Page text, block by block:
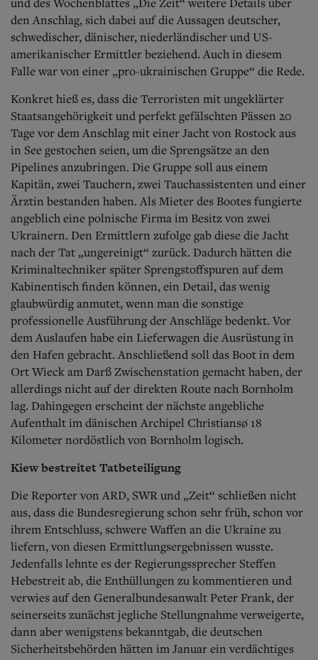
den Anschlag, sich dabei auf die Aussagen deutscher,
schwedischer, dänischer, niederländischer und US-
amerikanischer Ermittler beziehend. Auch in diesem
Falle war von einer „pro-ukrainischen Gruppe“ die Rede.
Konkret hieß es, dass die Terroristen mit ungeklärter
Staatsangehörigkeit und perfekt gefälschten Pässen 20
Tage vor dem Anschlag mit einer Jacht von Rostock aus
in See gestochen seien, um die Sprengsätze an den
Pipelines anzubringen. Die Gruppe soll aus einem
Kapitän, zwei Tauchern, zwei Tauchassistenten und einer
Ärztin bestanden haben. Als Mieter des Bootes fungierte
angeblich eine polnische Firma im Besitz von zwei
Ukrainern. Den Ermittlern zufolge gab diese die Jacht
nach der Tat „ungereinigt“ zurück. Dadurch hätten die
Kriminaltechniker später Sprengstoffspuren auf dem
Kabinentisch finden können, ein Detail, das wenig
glaubwürdig anmutet, wenn man die sonstige
professionelle Ausführung der Anschläge bedenkt. Vor
dem Auslaufen habe ein Lieferwagen die Ausrüstung in
den Hafen gebracht. Anschließend soll das Boot in dem
Ort Wieck am Darß Zwischenstation gemacht haben, der
allerdings nicht auf der direkten Route nach Bornholm
lag. Dahingegen erscheint der nächste angebliche
Aufenthalt im dänischen Archipel Christiansø 18
Kilometer nordöstlich von Bornholm logisch.
Kiew bestreitet Tatbeteiligung
Die Reporter von ARD, SWR und „Zeit“ schließen nicht
aus, dass die Bundesregierung schon sehr früh, schon vor
ihrem Entschluss, schwere Waffen an die Ukraine zu
liefern, von diesen Ermittlungsergebnissen wusste.
Jedenfalls lehnte es der Regierungssprecher Steffen
Hebestreit ab, die Enthüllungen zu kommentieren und
verwies auf den Generalbundesanwalt Peter Frank, der
seinerseits zunächst jegliche Stellungnahme verweigerte,
dann aber wenigstens bekanntgab, die deutschen
Sicherheitsbehörden hätten im Januar ein verdächtiges